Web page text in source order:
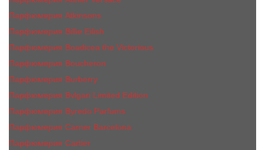
Парфюмерия Atkinsons
Парфюмерия Billie Eilish
Парфюмерия Boadicea the Victorious
Парфюмерия Boucheron
Парфюмерия Burberry
Парфюмерия Bvlgari Limited Edition
Парфюмерия Byredo Parfums
Парфюмерия Carner Barcelona
Парфюмерия Cartier